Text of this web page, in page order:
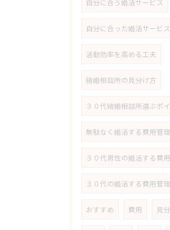
自分に合う婚活サービス
自分に合った婚活サービ
活動効率を高める工夫
結婚相談所の見分け方
３０代結婚相談所選ぶポ
無駄なく婚活する費用管
３０代男性の婚活する費
３０代の婚活する費用管
おすすめ 費用 見